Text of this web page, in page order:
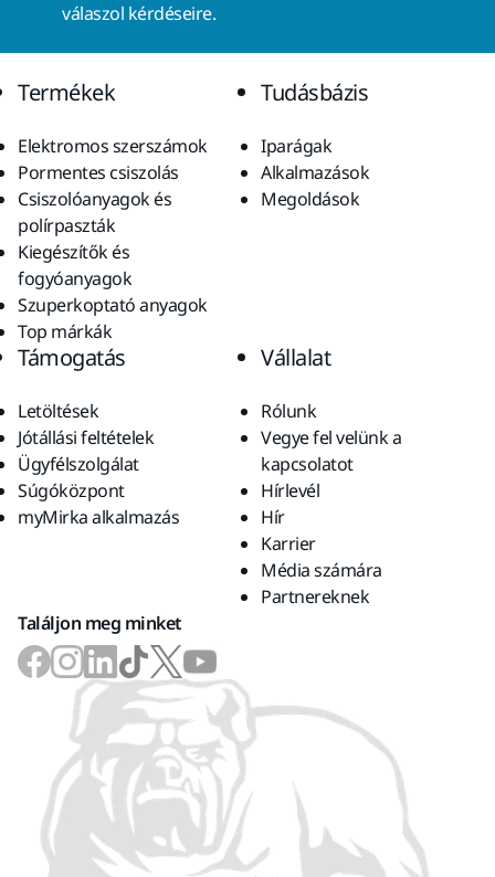
válaszol kérdéseire.
Termékek
Elektromos szerszámok
Pormentes csiszolás
Csiszolóanyagok és
polírpaszták
Kiegészítők és
fogyóanyagok
Szuperkoptató anyagok
Top márkák
Tudásbázis
Iparágak
Alkalmazások
Megoldások
Támogatás
Letöltések
Jótállási feltételek
Ügyfélszolgálat
Súgóközpont
myMirka alkalmazás
Vállalat
Rólunk
Vegye fel velünk a
kapcsolatot
Hírlevél
Hír
Karrier
Média számára
Partnereknek
Találjon meg minket